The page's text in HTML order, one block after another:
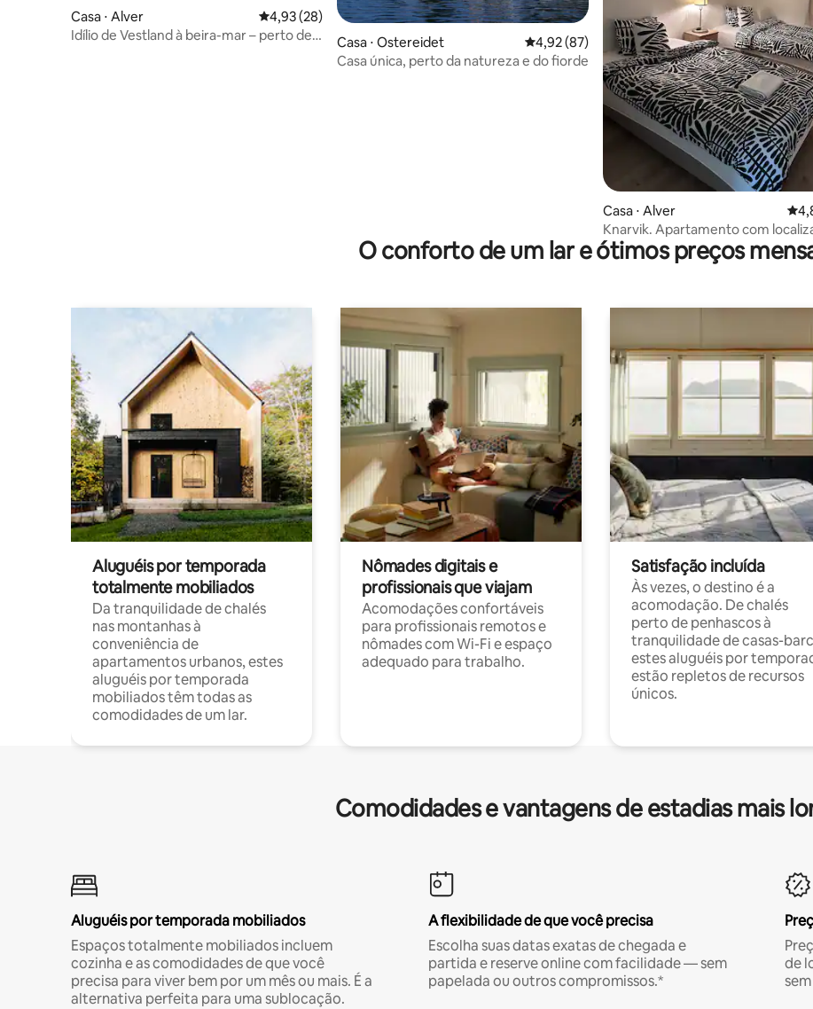
Casa ⋅ Alver 4,93 de uma avaliação média de 5, 28 avaliações
4,93 (28)
Idílio de Vestland à beira-mar – perto de
Casa ⋅ Ostereidet 4,92 de uma avaliação média de 5, 87
4,92 (87)
Casa única, perto da natureza e do fiorde
Casa ⋅ Alver
Knarvik. Apartamento com
central
O conforto de um lar e ótimos preços
Aluguéis por temporada
totalmente mobiliados
Da tranquilidade de chalés
nas montanhas à
conveniência de
apartamentos urbanos, estes
aluguéis por temporada
mobiliados têm todas as
comodidades de um lar.
Nômades digitais e
profissionais que viajam
Acomodações confortáveis
para profissionais remotos e
nômades com Wi-Fi e espaço
adequado para trabalho.
Satisfação incluída
Às vezes, o destino é a
acomodação. De chalés
perto de penhascos à
tranquilidade de casas-
estes aluguéis por
estão repletos de recursos
únicos.
Comodidades e vantagens de estadias mais
Aluguéis por temporada mobiliados
Espaços totalmente mobiliados incluem
cozinha e as comodidades de que você
precisa para viver bem por um mês ou mais. É a
alternativa perfeita para uma sublocação.
A flexibilidade de que você precisa
Escolha suas datas exatas de chegada e
partida e reserve online com facilidade — sem
papelada ou outros compromissos.*
de